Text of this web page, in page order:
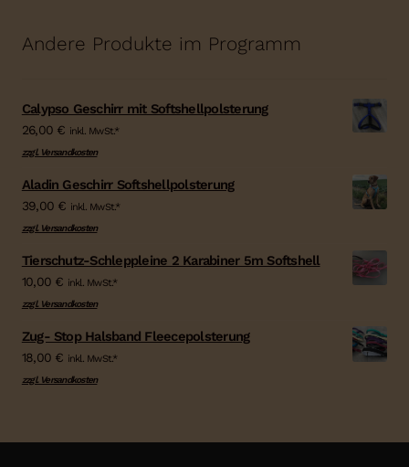
Andere Produkte im Programm
Calypso Geschirr mit Softshellpolsterung
26,00 € inkl. MwSt.*
zzgl. Versandkosten
Aladin Geschirr Softshellpolsterung
39,00 € inkl. MwSt.*
zzgl. Versandkosten
Tierschutz-Schleppleine 2 Karabiner 5m Softshell
10,00 € inkl. MwSt.*
zzgl. Versandkosten
Zug- Stop Halsband Fleecepolsterung
18,00 € inkl. MwSt.*
zzgl. Versandkosten